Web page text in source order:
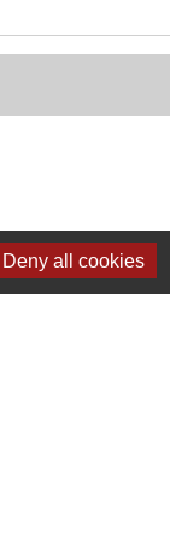
Deny all cookies